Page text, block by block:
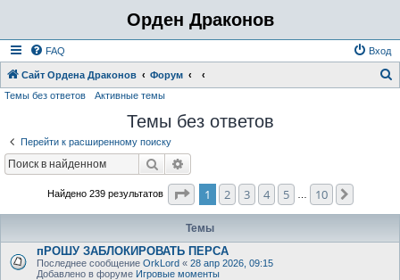
Орден Драконов
FAQ Вход
Сайт Ордена Драконов Форум
Темы без ответов Активные темы
Темы без ответов
Перейти к расширенному поиску
Поиск
Найдено 239 результатов Страница1 из
1 2 3 4 5 10
Темы
пРОШУ ЗАБЛОКИРОВАТЬ ПЕРСА
Последнее сообщение OrkLord « 28 апр 2026, 09:15
Добавлено в форуме Игровые моменты